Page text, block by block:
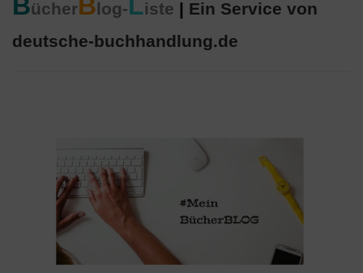
ücher log- iste | Ein Service von
deutsche-buchhandlung.de